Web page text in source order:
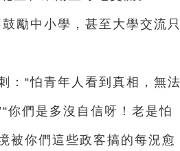
勵中小學，甚至大學交流只
：“怕青年人看到真相，無法
你們是多沒自信呀！老是怕
被你們這些政客搞的每況愈